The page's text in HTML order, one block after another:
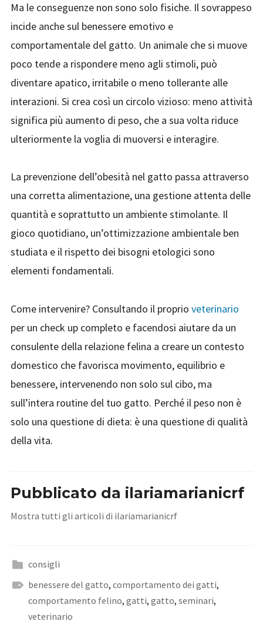
Ma le conseguenze non sono solo fisiche. Il sovrappeso
incide anche sul benessere emotivo e
comportamentale del gatto. Un animale che si muove
poco tende a rispondere meno agli stimoli, può
diventare apatico, irritabile o meno tollerante alle
interazioni. Si crea così un circolo vizioso: meno attività
significa più aumento di peso, che a sua volta riduce
ulteriormente la voglia di muoversi e interagire.
La prevenzione dell’obesità nel gatto passa attraverso
una corretta alimentazione, una gestione attenta delle
quantità e soprattutto un ambiente stimolante. Il
gioco quotidiano, un’ottimizzazione ambientale ben
studiata e il rispetto dei bisogni etologici sono
elementi fondamentali.
Come intervenire? Consultando il proprio veterinario
per un check up completo e facendosi aiutare da un
consulente della relazione felina a creare un contesto
domestico che favorisca movimento, equilibrio e
benessere, intervenendo non solo sul cibo, ma
sull’intera routine del tuo gatto. Perché il peso non è
solo una questione di dieta: è una questione di qualità
della vita.
Pubblicato da ilariamarianicrf
Mostra tutti gli articoli di ilariamarianicrf
consigli
benessere del gatto, comportamento dei gatti,
comportamento felino, gatti, gatto, seminari,
veterinario